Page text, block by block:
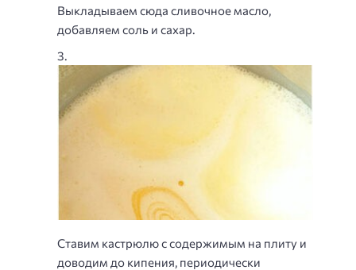
Выкладываем сюда сливочное масло,
добавляем соль и сахар.
Ставим кастрюлю с содержимым на плиту и
доводим до кипения, периодически